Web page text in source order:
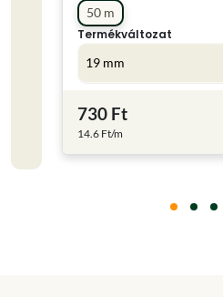
50 m
Termékváltozat
19 mm
730 Ft
14.6 Ft/m